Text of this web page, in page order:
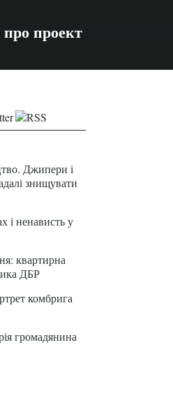
про проект
Джипери і
знищувати
і ненависть у
квартирна
ДБР
комбрига
громадянина